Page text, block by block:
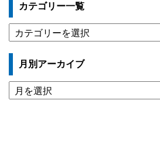
カテゴリー一覧
テ
ゴ
ー
一
覧
月別アーカイブ
月
別